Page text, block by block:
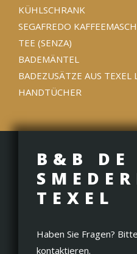
KÜHLSCHRANK
SEGAFREDO
TEE (SENZA)
BADEMÄNTEL
BADEZUSÄTZE AUS TEXEL
HANDTÜCHER
B&B DE
TEXEL
Haben Sie Fragen?
kontaktieren.